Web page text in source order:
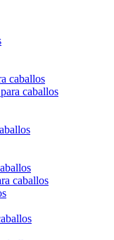
caballos
caballos
caballos